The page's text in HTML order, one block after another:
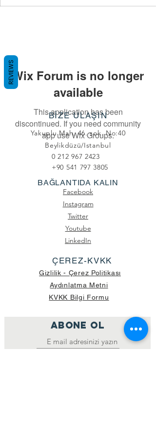
Wix Forum is no longer
available
This application has been
discontinued. If you need community
app use Wix Groups.
BİZE ULAŞIN
Yakuplu Mah. 46. sok. No:40
Beylikdüzü/Istanbul
0 212 967 2423
+90 541 797 3805
BAĞLANTIDA KALIN
Facebook
Instagram
Twitter
Youtube
LinkedIn
ÇEREZ-KVKK
Gizlilik - Çerez Politikası
Aydınlatma Metni
KVKK Bilgi Formu
ABONE OL
REVIEWS